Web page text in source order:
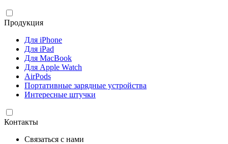
Продукция
Для iPhone
Для iPad
Для MacBook
Для Apple Watch
AirPods
Портативные зарядные устройства
Интересные штучки
Контакты
Связаться с нами